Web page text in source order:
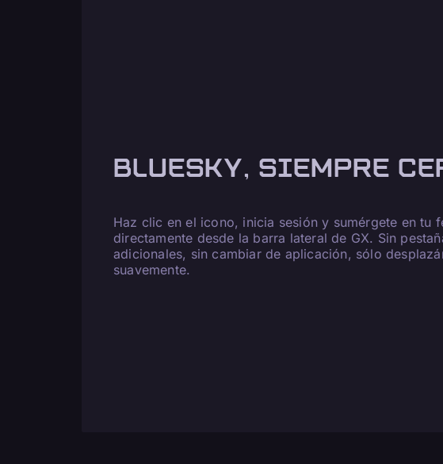
BLUESKY, SIEMPRE
Haz clic en el icono, inicia sesión y sumérgete en tu
directamente desde la barra lateral de GX. Sin
adicionales, sin cambiar de aplicación, sólo
suavemente.